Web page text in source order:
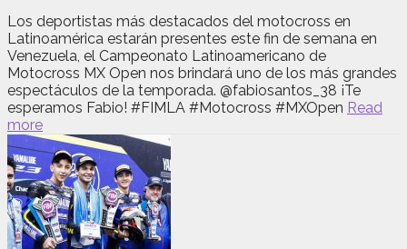
Los deportistas más destacados del motocross en
Latinoamérica estarán presentes este fin de semana en
Venezuela, el Campeonato Latinoamericano de
Motocross MX Open nos brindará uno de los más grandes
espectáculos de la temporada. @fabiosantos_38 ¡Te
esperamos Fabio! #FIMLA #Motocross #MXOpen Read
more